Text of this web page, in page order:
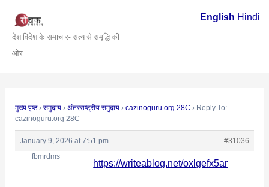
content
देश विदेश के समाचार- सत्य से समृद्धि की
ओर
मुख्य पृष्ठ › समुदाय › अंतरराष्ट्रीय समुदाय › cazinoguru.org 28C › Reply To:
cazinoguru.org 28C
January 9, 2026 at 7:51 pm
#31036
fbmrdms
https://writeablog.net/oxlgefx5ar
navigation
English Hindi